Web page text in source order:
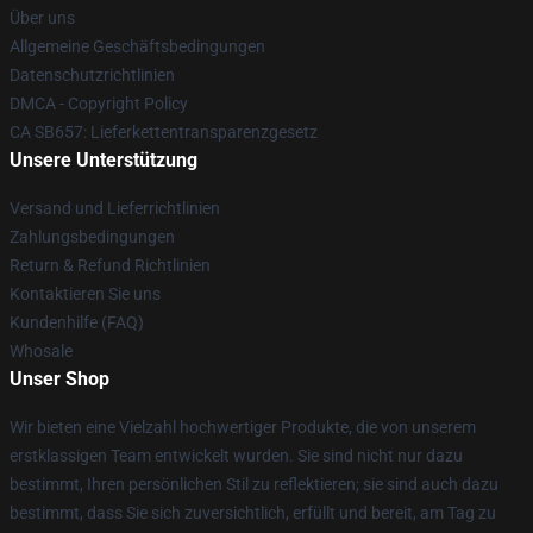
Über uns
Allgemeine Geschäftsbedingungen
Datenschutzrichtlinien
DMCA - Copyright Policy
CA SB657: Lieferkettentransparenzgesetz
Unsere Unterstützung
Versand und Lieferrichtlinien
Zahlungsbedingungen
Return & Refund Richtlinien
Kontaktieren Sie uns
Kundenhilfe (FAQ)
Whosale
Unser Shop
Wir bieten eine Vielzahl hochwertiger Produkte, die von unserem
erstklassigen Team entwickelt wurden. Sie sind nicht nur dazu
bestimmt, Ihren persönlichen Stil zu reflektieren; sie sind auch dazu
bestimmt, dass Sie sich zuversichtlich, erfüllt und bereit, am Tag zu